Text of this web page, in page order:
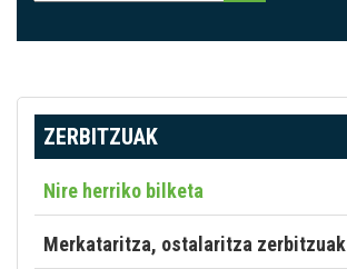
ZERBITZUAK
Nire herriko bilketa
Merkataritza, ostalaritza zerbitzuak